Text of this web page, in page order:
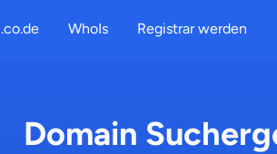
WhoIs Registrar werden
Domain